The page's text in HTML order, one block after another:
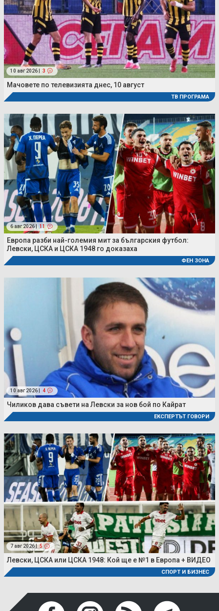
10 авг 2026 | 3
Мачовете по телевизията днес, 10 август
ТВ ПРОГРАМА
6 авг 2026 | 11
Европа разби най-големия мит за българския футбол:
Левски, ЦСКА и ЦСКА 1948 го доказаха
ФЕН ЗОНА
10 авг 2026 | 4
Чиликов дава съвети на Левски за нов бой по Кайрат
ЕКСПЕРТЪТ ГОВОРИ
7 авг 2026 | 5
Левски, ЦСКА или ЦСКА 1948: Кой ще е №1 в Европа + ВИДЕО
СПОРТ И БИЗНЕС